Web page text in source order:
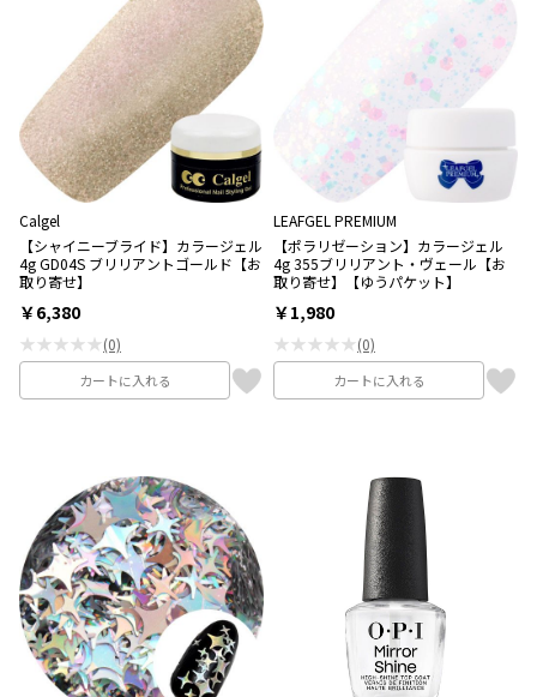
Calgel
【シャイニーブライド】カラージェル
4g GD04S ブリリアントゴールド【お
取り寄せ】
￥6,380
★★★★★(0)
カートに入れる
LEAFGEL PREMIUM
【ポラリゼーション】カラージェル
4g 355ブリリアント・ヴェール【お
取り寄せ】【ゆうパケット】
￥1,980
★★★★★(0)
カートに入れる